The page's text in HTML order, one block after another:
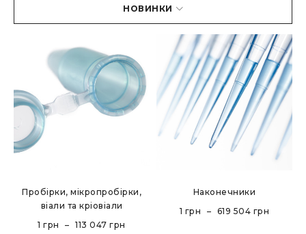
НОВИНКИ
Пробірки, мікропробірки,
віали та кріовіали
1 грн – 113 047 грн
Наконечники
1 грн – 619 504 грн